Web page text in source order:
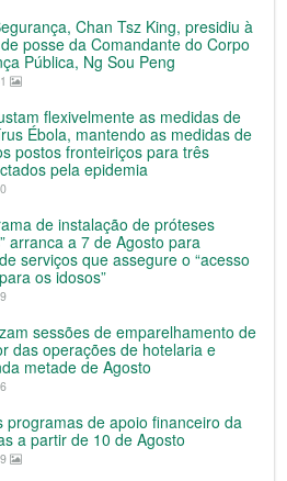
Chan Tsz King, presidiu à
posse da Comandante do Corpo
Pública, Ng Sou Peng
flexivelmente as medidas de
Ébola, mantendo as medidas de
postos fronteiriços para três
pela epidemia
de instalação de próteses
arranca a 7 de Agosto para
serviços que assegure o “acesso
os idosos”
sessões de emparelhamento de
das operações de hotelaria e
metade de Agosto
programas de apoio financeiro da
a partir de 10 de Agosto